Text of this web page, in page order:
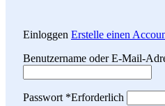
Einloggen Erstelle einen
Benutzername oder E-Mail-
Passwort *Erforderlich